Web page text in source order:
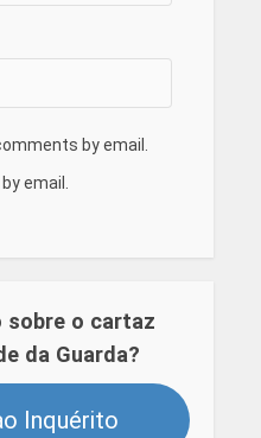
by email.
email.
sobre o cartaz
da Guarda?
Inquérito